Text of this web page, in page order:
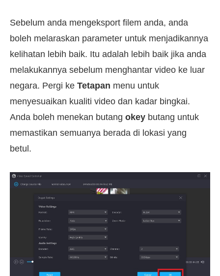
Sebelum anda mengeksport filem anda, anda
boleh melaraskan parameter untuk menjadikannya
kelihatan lebih baik. Itu adalah lebih baik jika anda
melakukannya sebelum menghantar video ke luar
negara. Pergi ke Tetapan menu untuk
menyesuaikan kualiti video dan kadar bingkai.
Anda boleh menekan butang okey butang untuk
memastikan semuanya berada di lokasi yang
betul.